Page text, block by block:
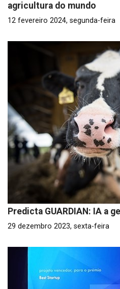
agricultura do mundo
12 fevereiro 2024, segunda-feira
Predicta GUARDIAN: IA a
29 dezembro 2023, sexta-feira